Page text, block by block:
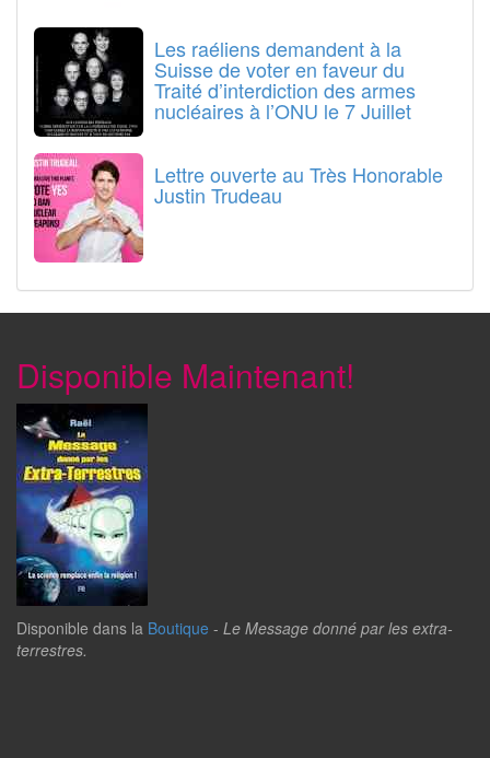
Les raéliens demandent à la
Suisse de voter en faveur du
Traité d’interdiction des armes
nucléaires à l’ONU le 7 Juillet
Lettre ouverte au Très Honorable
Justin Trudeau
Disponible Maintenant!
Disponible dans la Boutique - Le Message donné par les extra-
terrestres.